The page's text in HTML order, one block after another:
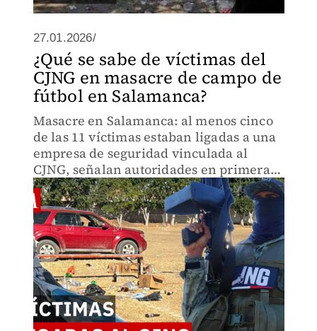
27.01.2026/
¿Qué se sabe de víctimas del
CJNG en masacre de campo de
fútbol en Salamanca?
Masacre en Salamanca: al menos cinco
de las 11 víctimas estaban ligadas a una
empresa de seguridad vinculada al
CJNG, señalan autoridades en primera
línea de investigación.